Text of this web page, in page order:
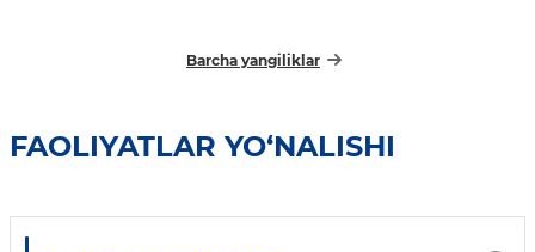
Barcha yangiliklar
FAOLIYATLAR YO‘NALISHI